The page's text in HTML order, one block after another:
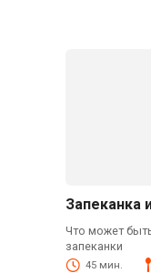
Запеканка
Что может
запеканки
45 мин.